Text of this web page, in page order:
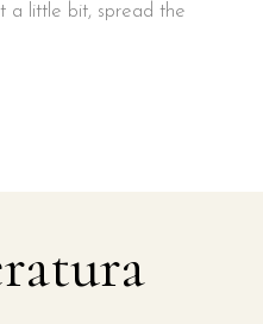
a little bit, spread the